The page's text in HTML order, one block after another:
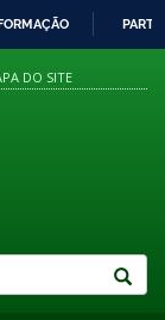
DO SITE